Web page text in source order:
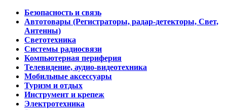
Безопасность и связь
Автотовары (Регистраторы, радар-детекторы, Свет,
Антенны)
Светотехника
Системы радиосвязи
Компьютерная периферия
Телевидение, аудио-видеотехника
Мобильные аксессуары
Туризм и отдых
Инструмент и крепеж
Электротехника